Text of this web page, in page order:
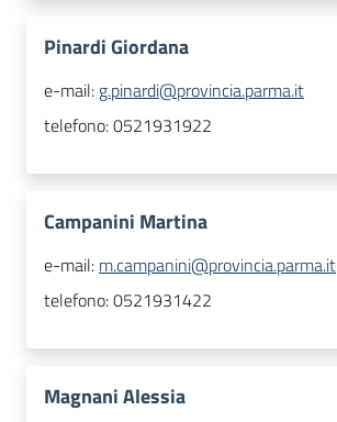
Pinardi Giordana
e-mail: g.pinardi@provincia.parma.it
telefono:0521931922
Campanini Martina
e-mail: m.campanini@provincia.parma.it
telefono:0521931422
Magnani Alessia